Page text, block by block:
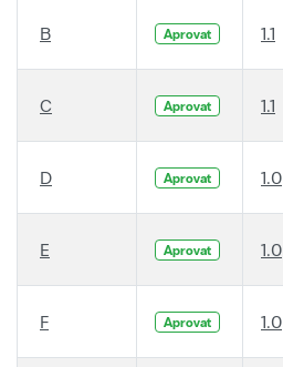
B Aprovat 1.1
C Aprovat 1.1
D Aprovat 1.0
E Aprovat 1.0
F Aprovat 1.0